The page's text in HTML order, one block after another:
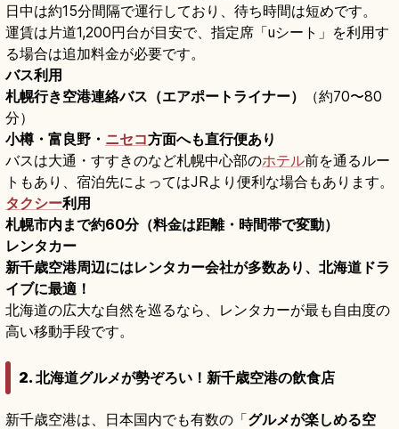
日中は約15分間隔で運行しており、待ち時間は短めです。
運賃は片道1,200円台が目安で、指定席「uシート」を利用す
る場合は追加料金が必要です。
バス利用
札幌行き空港連絡バス（エアポートライナー）
（約70〜80
分）
小樽・富良野・ ニセコ方面へも直行便あり
バスは大通・すすきのなど札幌中心部のホテル前を通るルー
トもあり、宿泊先によってはJRより便利な場合もあります。
タクシー利用
札幌市内まで約60分（料金は距離・時間帯で変動）
レンタカー
新千歳空港周辺にはレンタカー会社が多数あり、北海道ドラ
イブに最適！
北海道の広大な自然を巡るなら、レンタカーが最も自由度の
高い移動手段です。
2. 北海道グルメが勢ぞろい！新千歳空港の飲食店
新千歳空港は、日本国内でも有数の「グルメが楽しめる空